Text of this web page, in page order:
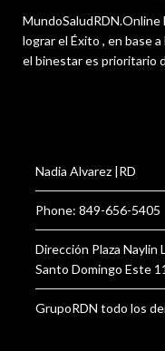
lograr el Éxito , en base
el binestar es prioritario
Nadia Alvarez |RD
Phone: 849-656-5405
Dirección Plaza Naylin
Santo Domingo Este
GrupoRDN todo los